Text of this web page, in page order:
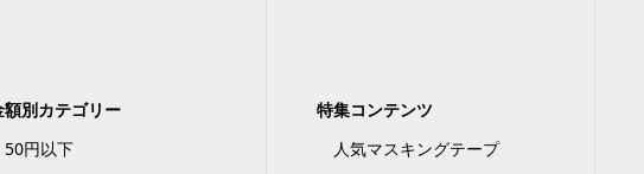
額別カテゴリー
50円以下
特集コンテンツ
人気マスキングテープ